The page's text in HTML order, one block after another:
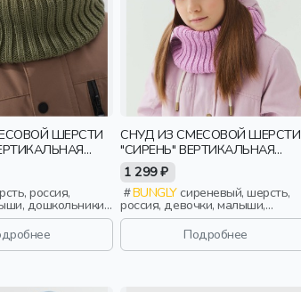
ШЕРСТИ
дошкольники,
СНУД ИЗ СМЕСОВОЙ ШЕРСТИ
"СИРЕНЬ" ВЕРТИКАЛЬНАЯ
ВЯЗКА
1 299 ₽
BUNGLYсиреневый, шерсть,
россия, девочки, малыши,
дошкольники, дети
Подробнее